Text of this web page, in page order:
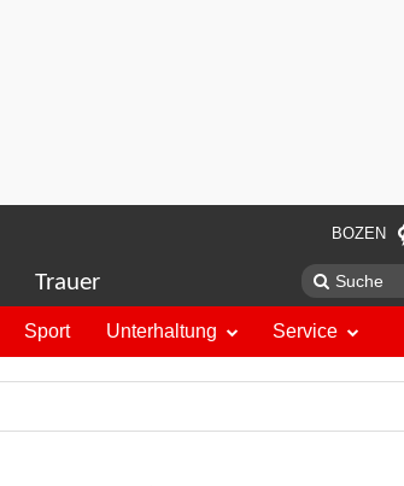
BOZEN
Trauer
Sport Unterhaltung Service